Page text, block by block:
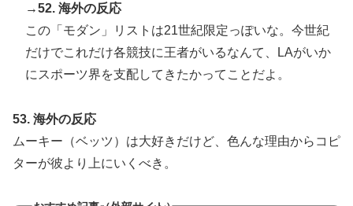
→52. 海外の反応
この「モダン」リストは21世紀限定っぽいな。今世紀
だけでこれだけ各競技に王者がいるなんて、LAがいか
にスポーツ界を支配してきたかってことだよ。
53. 海外の反応
ムーキー（ベッツ）は大好きだけど、色んな理由からコピ
ターが彼より上にいくべき。